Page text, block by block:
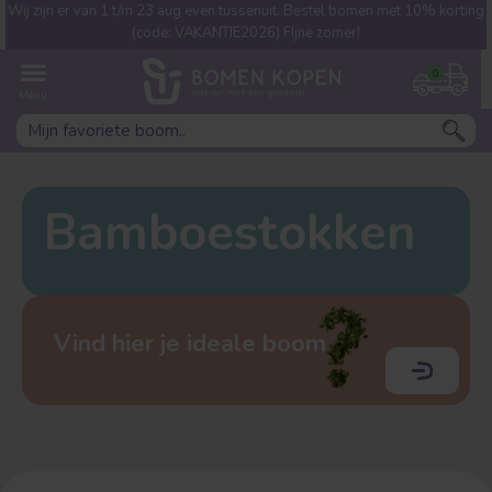
0
Wij zijn er van 1 t/m 23 aug even tussenuit. Bestel bomen met 10% korting
(code: VAKANTIE2026) FIjne zomer!
Bamboestokken
Welke boom ben jij naar op
Dakvorm